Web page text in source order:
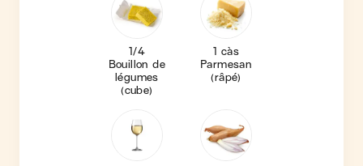
1/4
Bouillon de
légumes
(cube)
1 càs
Parmesan
(râpé)